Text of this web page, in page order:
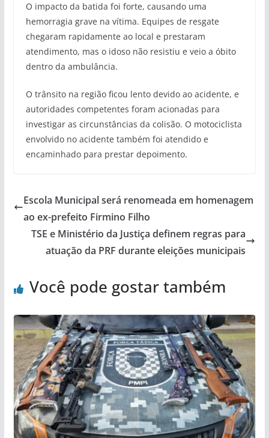
O impacto da batida foi forte, causando uma
hemorragia grave na vítima. Equipes de resgate
chegaram rapidamente ao local e prestaram
atendimento, mas o idoso não resistiu e veio a óbito
dentro da ambulância.
O trânsito na região ficou lento devido ao acidente, e
autoridades competentes foram acionadas para
investigar as circunstâncias da colisão. O motociclista
envolvido no acidente também foi atendido e
encaminhado para prestar depoimento.
Escola Municipal será renomeada em homenagem
ao ex-prefeito Firmino Filho
TSE e Ministério da Justiça definem regras para
atuação da PRF durante eleições municipais
Você pode gostar também